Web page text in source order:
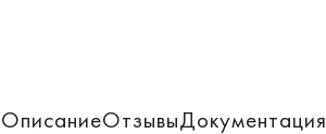
ОписаниеОтзывыДокументация